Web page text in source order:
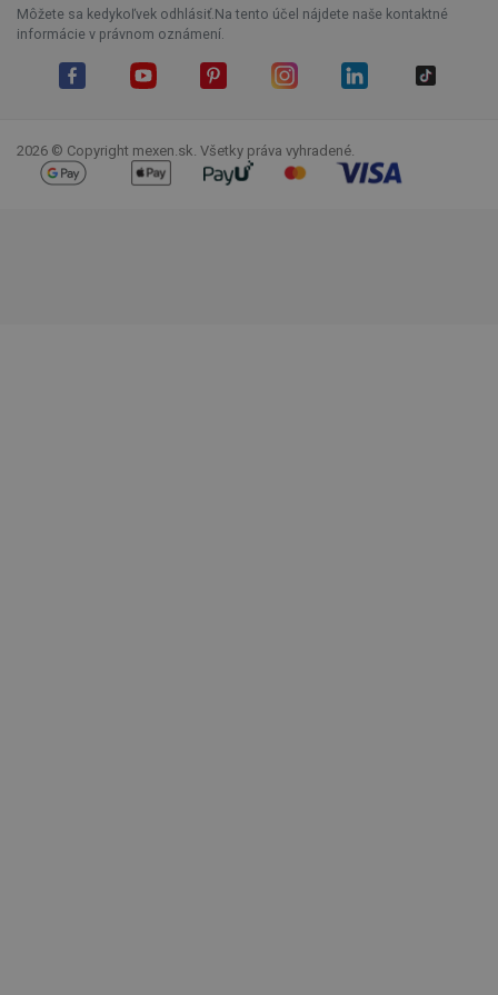
Môžete sa kedykoľvek odhlásiť.Na tento účel nájdete naše kontaktné
informácie v právnom oznámení.
2026 © Copyright mexen.sk. Všetky práva vyhradené.